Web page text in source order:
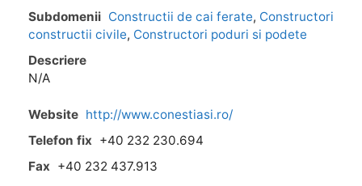
Subdomenii Constructii de cai ferate, Constructori
constructii civile, Constructori poduri si podete
Descriere
N/A
Website http://www.conestiasi.ro/
Telefon fix +40 232 230.694
Fax +40 232 437.913